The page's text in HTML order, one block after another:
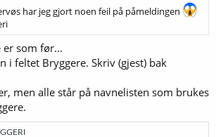
har jeg gjort noen feil på påmeldingen
er som før...
i feltet Bryggere. Skriv (gjest) bak
men alle står på navnelisten som brukes